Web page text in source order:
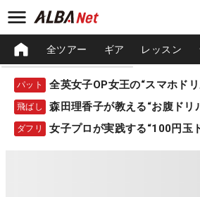
全ツアー ギア レッスン
パット 全英女子OP女王の“スマホドリ
飛ばし 森田理香子が教える“お腹ドリ
ダフリ 女子プロが実践する“100円玉